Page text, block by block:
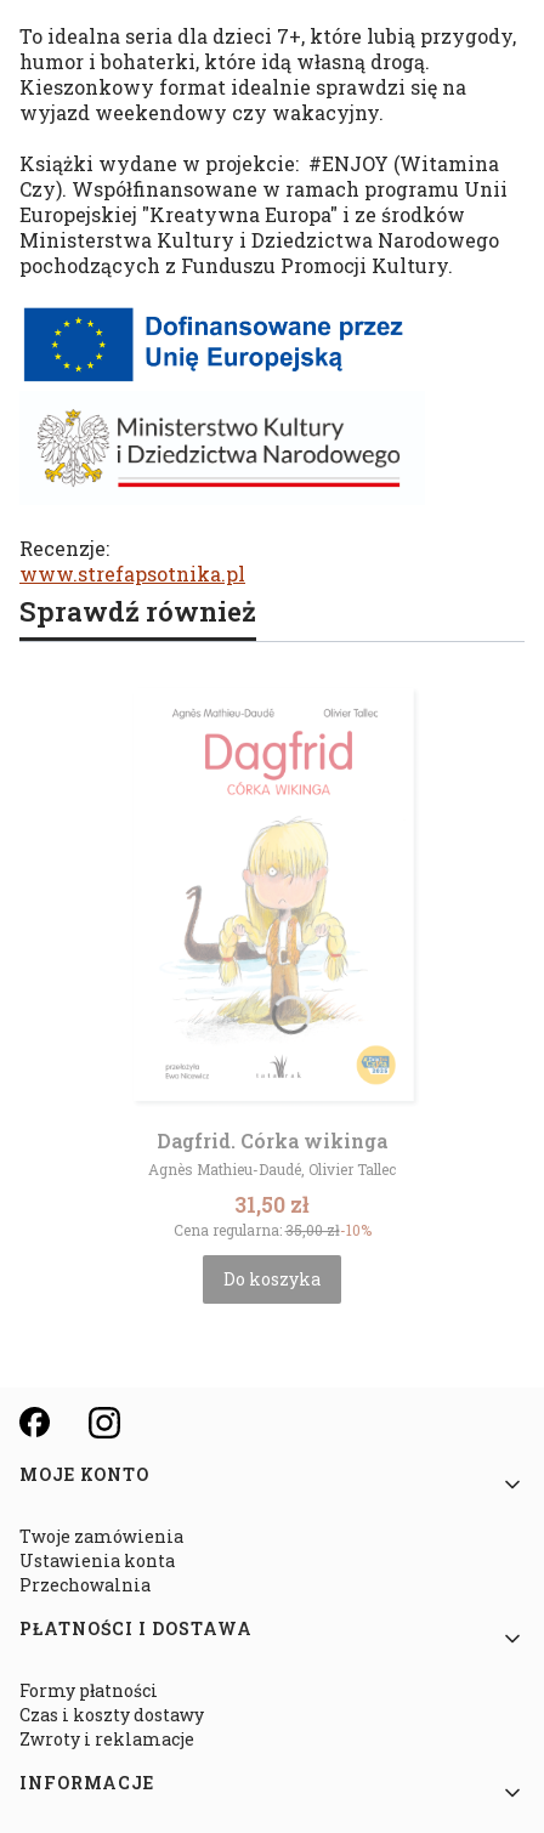
To idealna seria dla dzieci 7+, które lubią przygody,
humor i bohaterki, które idą własną drogą.
Kieszonkowy format idealnie sprawdzi się na
wyjazd weekendowy czy wakacyjny.
Książki wydane w projekcie: #ENJOY (Witamina
Czy). Współfinansowane w ramach programu Unii
Europejskiej "Kreatywna Europa" i ze środków
Ministerstwa Kultury i Dziedzictwa Narodowego
pochodzących z Funduszu Promocji Kultury.
Recenzje:
www.strefapsotnika.pl
Sprawdź również
Dagfrid. Córka wikinga
Producent
Agnès Mathieu-Daudé, Olivier Tallec
Cena promocyjna
31,50 zł
Cena regularna:35,00 zł-10%
Do koszyka
Linki w stopce
MOJE KONTO
Twoje zamówienia
Ustawienia konta
Przechowalnia
PŁATNOŚCI I DOSTAWA
Formy płatności
Czas i koszty dostawy
Zwroty i reklamacje
INFORMACJE